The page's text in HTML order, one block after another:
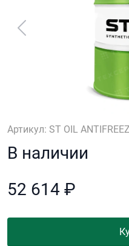
Артикул: ST OIL
В наличии
52 614 ₽